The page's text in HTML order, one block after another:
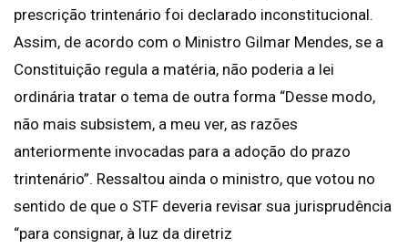
prescrição trintenário foi declarado inconstitucional.
Assim, de acordo com o Ministro Gilmar Mendes, se a
Constituição regula a matéria, não poderia a lei
ordinária tratar o tema de outra forma “Desse modo,
não mais subsistem, a meu ver, as razões
anteriormente invocadas para a adoção do prazo
trintenário”. Ressaltou ainda o ministro, que votou no
sentido de que o STF deveria revisar sua jurisprudência
“para consignar, à luz da diretriz